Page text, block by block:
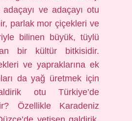
adaçayı ve adaçayı otu
parlak mor çiçekleri ve
bilinen büyük, tüylü
bir kültür bitkisidir.
ve yapraklarına ek
da yağ üretmek için
otu Türkiye’de
Özellikle Karadeniz